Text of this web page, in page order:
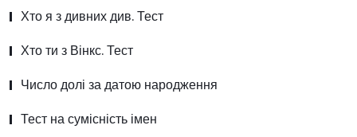
Хто я з дивних див. Тест
Хто ти з Вінкс. Тест
Число долі за датою народження
Тест на сумісність імен